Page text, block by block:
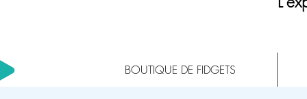
BOUTIQUE DE FIDGETS